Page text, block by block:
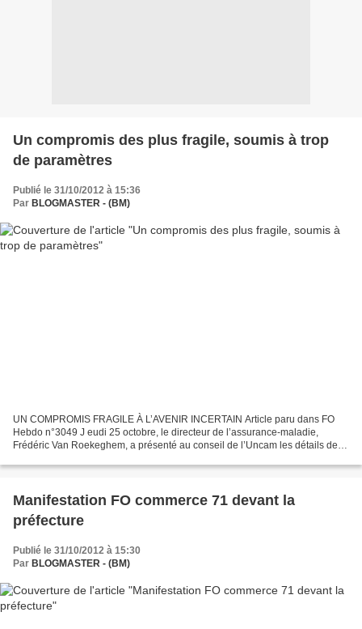
Un compromis des plus fragile, soumis à trop
de paramètres
Publié le 31/10/2012 à 15:36
Par BLOGMASTER - (BM)
UN COMPROMIS FRAGILE À L’AVENIR INCERTAIN Article paru dans FO
Hebdo n°3049 J eudi 25 octobre, le directeur de l’assurance-maladie,
Frédéric Van Roekeghem, a présenté au conseil de l’Uncam les détails de
Manifestation FO commerce 71 devant la
préfecture
Publié le 31/10/2012 à 15:30
Par BLOGMASTER - (BM)